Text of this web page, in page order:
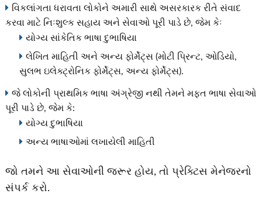
વિકલાંગતા ધરાવતા લોકોને અમારી સાથે અસરકારક રીતે સંવાદ
કરવા માટે નિઃશુલ્ક સહાય અને સેવાઓ પૂરી પાડે છે, જેમ કેઃ
યોગ્ય સાંકેતિક ભાષા દુભાષિયા
લેખિત માહિતી અને અન્ય ફોર્મેટ્સ (મોટી પ્રિન્ટ, ઓડિયો,
સુલભ ઇલેક્ટ્રોનિક ફોર્મેટ્સ, અન્ય ફોર્મેટ્સ).
જે લોકોની પ્રાથમિક ભાષા અંગ્રેજી નથી તેમને મફત ભાષા સેવાઓ
પૂરી પાડે છે, જેમ કે:
યોગ્ય દુભાષિયા
અન્ય ભાષાઓમાં લખાયેલી માહિતી
જો તમને આ સેવાઓની જરૂર હોય, તો પ્રેક્ટિસ મેનેજરનો
સંપર્ક કરો.